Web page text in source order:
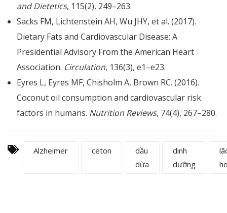
and Dietetics, 115(2), 249–263.
Sacks FM, Lichtenstein AH, Wu JHY, et al. (2017).
Dietary Fats and Cardiovascular Disease: A
Presidential Advisory From the American Heart
Association. Circulation, 136(3), e1–e23.
Eyres L, Eyres MF, Chisholm A, Brown RC. (2016).
Coconut oil consumption and cardiovascular risk
factors in humans. Nutrition Reviews, 74(4), 267–280.
Alzheimer ceton
dầu
dừa
dinh
dưỡng